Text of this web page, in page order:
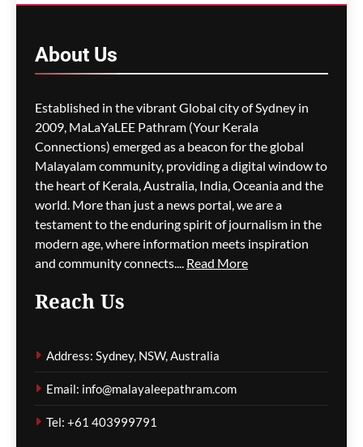
സർക്കാരിനെതിരെ
പ്രവാസികളിൽ ആശങ്ക
ഗീത ദാസ്‌ 14 hours ago 0
ജീവനക്കാരുടെ ക്ഷാമം –
സിഡ്നി
വിമാനത്താവളത്തിൽ
നൂറിലധികം സർവീസുകൾ
വൈകി
വയോധികർ മരിച്ച
സംഭവം; മെൽബൺ സെന്റ്
About Us
Established in the vibrant Global city of Sydney in
2009, MaLaYaLEE Pathram (Your Kerala
Connections) emerged as a beacon for the global
Malayalam community, providing a digital window to
the heart of Kerala, Australia, India, Oceania and the
world. More than just a news portal, we are a
testament to the enduring spirit of journalism in the
modern age, where information meets inspiration
and community connects.... Read More
Reach Us
Address: Sydney, NSW, Australia
Email: info@malayaleepathram.com
Tel: +61 403999791